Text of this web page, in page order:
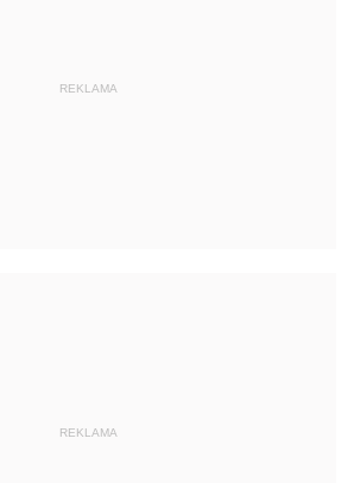
REKLAMA
REKLAMA